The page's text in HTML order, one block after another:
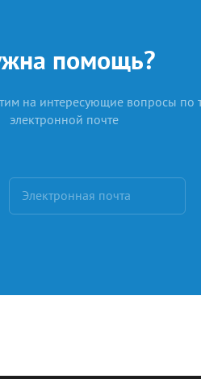
помощь?
на интересующие вопросы по
электронной почте